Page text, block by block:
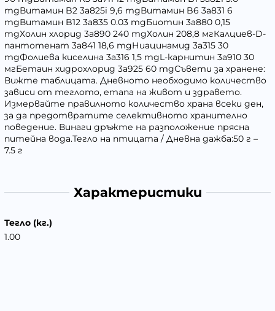
mgВитамин B2 3a825i 9,6 mgВитамин B6 3a831 6
mgВитамин B12 3a835 0.03 mgБиотин 3a880 0,15
mgХолин хлорид 3a890 240 mgХолин 208,8 мгКалциев-D-
пантотенат 3a841 18,6 mgНиацинамид 3a315 30
mgФолиева киселина 3a316 1,5 mgL-карнитин 3a910 30
мгБетаин хидрохлорид 3a925 60 mgСъвети за хранене:
Вижте таблицата. Дневното необходимо количество
зависи от теглото, етапа на живот и здравето.
Измервайте правилното количество храна всеки ден,
за да предотвратите селективното хранително
поведение. Винаги дръжте на разположение прясна
питейна вода.Тегло на птицата / Дневна дажба:50 г –
7.5 г
Характеристики
Тегло (кг.)
1.00